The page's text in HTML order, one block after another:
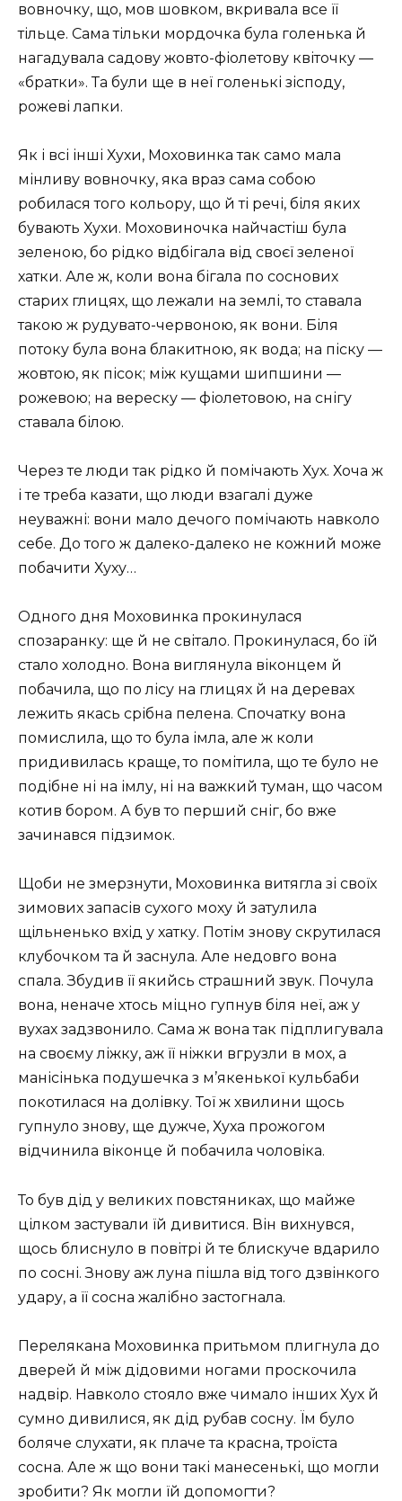
вовночку, що, мов шовком, вкривала все її
тільце. Сама тільки мордочка була голенька й
нагадувала садову жовто-фіолетову квіточку —
«братки». Та були ще в неї голенькі зісподу,
рожеві лапки.
Як і всі інші Хухи, Моховинка так само мала
мінливу вовночку, яка враз сама собою
робилася того кольору, що й ті речі, біля яких
бувають Хухи. Моховиночка найчастіш була
зеленою, бо рідко відбігала від своєї зеленої
хатки. Але ж, коли вона бігала по соснових
старих глицях, що лежали на землі, то ставала
такою ж рудувато-червоною, як вони. Біля
потоку була вона блакитною, як вода; на піску —
жовтою, як пісок; між кущами шипшини —
рожевою; на вереску — фіолетовою, на снігу
ставала білою.
Через те люди так рідко й помічають Хух. Хоча ж
і те треба казати, що люди взагалі дуже
неуважні: вони мало дечого помічають навколо
себе. До того ж далеко-далеко не кожний може
побачити Хуху…
Одного дня Моховинка прокинулася
спозаранку: ще й не світало. Прокинулася, бо їй
стало холодно. Вона виглянула віконцем й
побачила, що по лісу на глицях й на деревах
лежить якась срібна пелена. Спочатку вона
помислила, що то була імла, але ж коли
придивилась краще, то помітила, що те було не
подібне ні на імлу, ні на важкий туман, що часом
котив бором. А був то перший сніг, бо вже
зачинався підзимок.
Щоби не змерзнути, Моховинка витягла зі своїх
зимових запасів сухого моху й затулила
щільненько вхід у хатку. Потім знову скрутилася
клубочком та й заснула. Але недовго вона
спала. Збудив її якийсь страшний звук. Почула
вона, неначе хтось міцно гупнув біля неї, аж у
вухах задзвонило. Сама ж вона так підплигувала
на своєму ліжку, аж її ніжки вгрузли в мох, а
манісінька подушечка з м’якенької кульбаби
покотилася на долівку. Тої ж хвилини щось
гупнуло знову, ще дужче, Хуха прожогом
відчинила віконце й побачила чоловіка.
То був дід у великих повстяниках, що майже
цілком застували їй дивитися. Він вихнувся,
щось блиснуло в повітрі й те блискуче вдарило
по сосні. Знову аж луна пішла від того дзвінкого
удару, а її сосна жалібно застогнала.
Перелякана Моховинка притьмом плигнула до
дверей й між дідовими ногами проскочила
надвір. Навколо стояло вже чимало інших Хух й
сумно дивилися, як дід рубав сосну. Їм було
боляче слухати, як плаче та красна, троїста
сосна. Але ж що вони такі манесенькі, що могли
зробити? Як могли їй допомогти?